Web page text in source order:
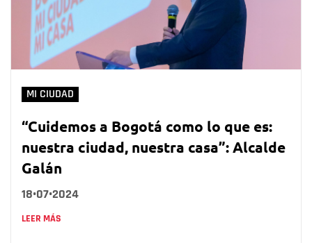
MI CIUDAD
“Cuidemos a Bogotá como lo que es:
nuestra ciudad, nuestra casa”: Alcalde
Galán
18•07•2024
LEER MÁS